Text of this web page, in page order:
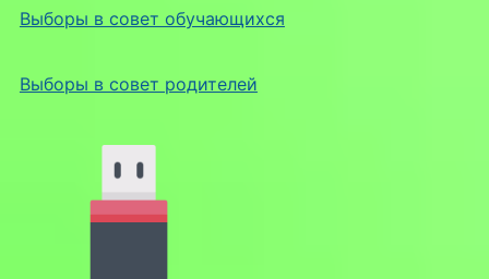
Выборы в совет обучающихся
Выборы в совет родителей